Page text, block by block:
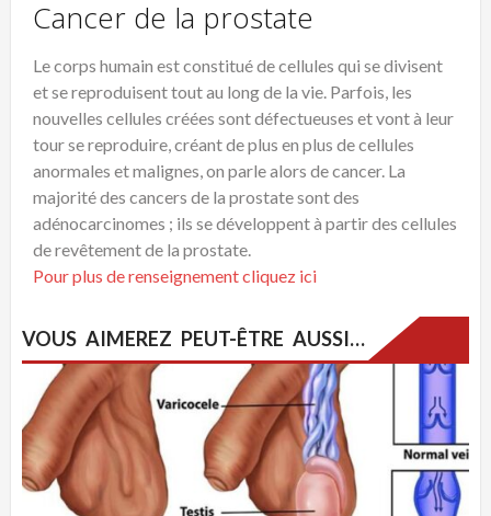
Cancer de la prostate
Le corps humain est constitué de cellules qui se divisent
et se reproduisent tout au long de la vie. Parfois, les
nouvelles cellules créées sont défectueuses et vont à leur
tour se reproduire, créant de plus en plus de cellules
anormales et malignes, on parle alors de cancer. La
majorité des cancers de la prostate sont des
adénocarcinomes ; ils se développent à partir des cellules
de revêtement de la prostate.
Pour plus de renseignement cliquez ici
VOUS AIMEREZ PEUT-ÊTRE AUSSI…